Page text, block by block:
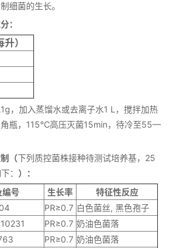
细菌的生长。
：
升）
，加入蒸馏水或去离子水1 L，搅拌加热
角瓶，115℃高压灭菌15min，待冷至55—
（下列质控菌株接种待测试培养基，25
： ）：
编号 生长率 特征性反应
PR≥0.7 白色菌丝, 黑色孢子
PR≥0.7 奶油色菌落
PR≥0.7 奶油色菌落